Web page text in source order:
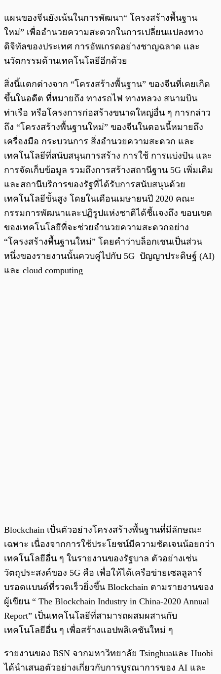
แผนของจีนยังเน้นในการพัฒนา“ โครงสร้างพื้นฐาน
ใหม่” เพื่ออำนวยความสะดวกในการเปลี่ยนแปลงทาง
ดิจิทัลของประเทศ การอัพเกรดอย่างชาญฉลาด และ
นวัตกรรมด้านเทคโนโลยีอีกด้วย
สิ่งนี้แตกต่างจาก “โครงสร้างพื้นฐาน” ของจีนที่เคยเกิด
ขึ้นในอดีต ที่หมายถึง ทางรถไฟ ทางหลวง สนามบิน
ท่าเรือ หรือโครงการก่อสร้างขนาดใหญ่อื่น ๆ การกล่าว
ถึง “โครงสร้างพื้นฐานใหม่” ของจีนในตอนนี้หมายถึง
เครื่องมือ กระบวนการ สิ่งอำนวยความสะดวก และ
เทคโนโลยีที่สนับสนุนการสร้าง การใช้ การแบ่งปัน และ
การจัดเก็บข้อมูล รวมถึงการสร้างสถานีฐาน 5G เพิ่มเติม
และสถานีบริการของรัฐที่ได้รับการสนับสนุนด้วย
เทคโนโลยีขั้นสูง โดยในเดือนเมษายนปี 2020 คณะ
กรรมการพัฒนาและปฏิรูปแห่งชาติได้ชี้แจงถึง ขอบเขต
ของเทคโนโลยีที่จะช่วยอำนวยความสะดวกอย่าง
“โครงสร้างพื้นฐานใหม่” โดยคำว่าบล็อกเชนเป็นส่วน
หนึ่งของรายงานนั้นควบคู่ไปกับ 5G ปัญญาประดิษฐ์ (AI)
และ cloud computing
Blockchain เป็นตัวอย่างโครงสร้างพื้นฐานที่มีลักษณะ
เฉพาะ เนื่องจากการใช้ประโยชน์มีความชัดเจนน้อยกว่า
เทคโนโลยีอื่น ๆ ในรายงานของรัฐบาล ตัวอย่างเช่น
วัตถุประสงค์ของ 5G คือ เพื่อให้ได้เครือข่ายเซลลูลาร์
บรอดแบนด์ที่รวดเร็วยิ่งขึ้น Blockchain ตามรายงานของ
ผู้เขียน “ The Blockchain Industry in China-2020 Annual
Report” เป็นเทคโนโลยีที่สามารถผสมผสานกับ
เทคโนโลยีอื่น ๆ เพื่อสร้างแอปพลิเคชันใหม่ ๆ
รายงานของ BSN จากมหาวิทยาลัย Tsinghuaและ Huobi
ได้นำเสนอตัวอย่างเกี่ยวกับการบูรณาการของ AI และ